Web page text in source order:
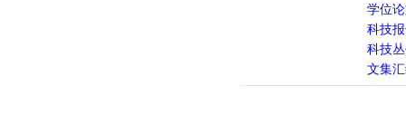
学位
科技
科技
文集